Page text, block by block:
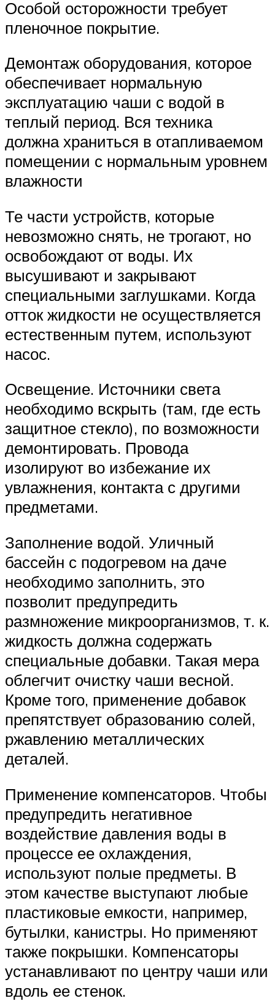
Особой осторожности требует
пленочное покрытие.
Демонтаж оборудования, которое
обеспечивает нормальную
эксплуатацию чаши с водой в
теплый период. Вся техника
должна храниться в отапливаемом
помещении с нормальным уровнем
влажности
Те части устройств, которые
невозможно снять, не трогают, но
освобождают от воды. Их
высушивают и закрывают
специальными заглушками. Когда
отток жидкости не осуществляется
естественным путем, используют
насос.
Освещение. Источники света
необходимо вскрыть (там, где есть
защитное стекло), по возможности
демонтировать. Провода
изолируют во избежание их
увлажнения, контакта с другими
предметами.
Заполнение водой. Уличный
бассейн с подогревом на даче
необходимо заполнить, это
позволит предупредить
размножение микроорганизмов, т. к.
жидкость должна содержать
специальные добавки. Такая мера
облегчит очистку чаши весной.
Кроме того, применение добавок
препятствует образованию солей,
ржавлению металлических
деталей.
Применение компенсаторов. Чтобы
предупредить негативное
воздействие давления воды в
процессе ее охлаждения,
используют полые предметы. В
этом качестве выступают любые
пластиковые емкости, например,
бутылки, канистры. Но применяют
также покрышки. Компенсаторы
устанавливают по центру чаши или
вдоль ее стенок.